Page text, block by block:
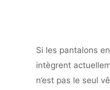
Si les pantalons
intègrent
n’est pas le seul